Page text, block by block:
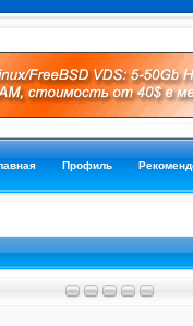
Профиль